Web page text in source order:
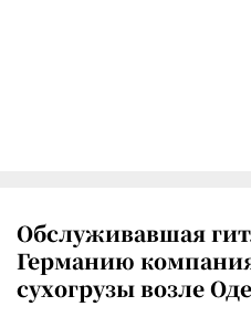
Обслуживавшая
Германию
сухогрузы возле